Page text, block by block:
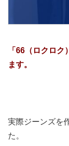
「66（ロクロ
ます。
実際ジーンズを
た。